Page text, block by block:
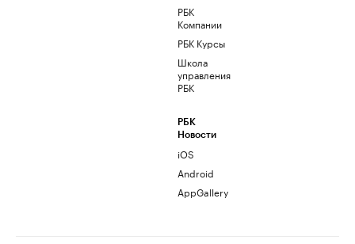
РБК
Компании
РБК Курсы
Школа
управления
РБК
РБК
Новости
iOS
Android
AppGallery